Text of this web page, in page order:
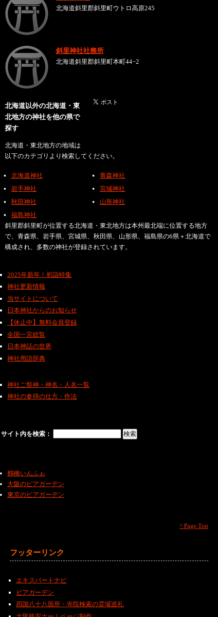
北海道斜里郡斜里町ウトロ高原245
斜里神社社務所
北海道斜里郡斜里町本町44−2
北海道以外の北海道・東
北地方の神社を他の県で
探す
北海道・東北地方の地域は
以下のカテゴリより検索してください。
北海道神社
青森神社
岩手神社
宮城神社
秋田神社
山形神社
福島神社
斜里郡斜里町が位置する北海道・東北地方は本州最北端に位置する地方
で、青森県、岩手県、宮城県、秋田県、山形県、福島県の6県＋北海道で
構成され、多数の神社が登録されています。
2025年新年！初詣特集
神社更新情報
当サイトについて
日本神社からのお知らせ
【休止中】無料会員登録
全国一宮総覧
日本神話の世界
神社用語辞典
神社ご祭神・神名・人名一覧
神社の参拝の仕方・作法
サイト内を検索：
鶴橋いんふぉ
大阪のビアガーデン
東京のビアガーデン
^ Page Top
フッターリンク
エキスパートナビ
ビアガーデン
四国八十八箇所・寺院検索の霊場巡礼